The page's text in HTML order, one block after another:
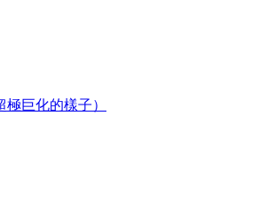
巨化的樣子）